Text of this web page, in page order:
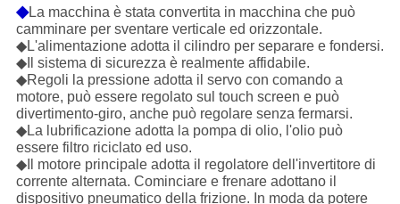
◆La macchina è stata convertita in macchina che può
camminare per sventare verticale ed orizzontale.
◆L'alimentazione adotta il cilindro per separare e fondersi.
◆Il sistema di sicurezza è realmente affidabile.
◆Regoli la pressione adotta il servo con comando a
motore, può essere regolato sul touch screen e può
divertimento-giro, anche può regolare senza fermarsi.
◆La lubrificazione adotta la pompa di olio, l'olio può
essere filtro riciclato ed uso.
◆Il motore principale adotta il regolatore dell'invertitore di
corrente alternata. Cominciare e frenare adottano il
dispositivo pneumatico della frizione. In moda da potere